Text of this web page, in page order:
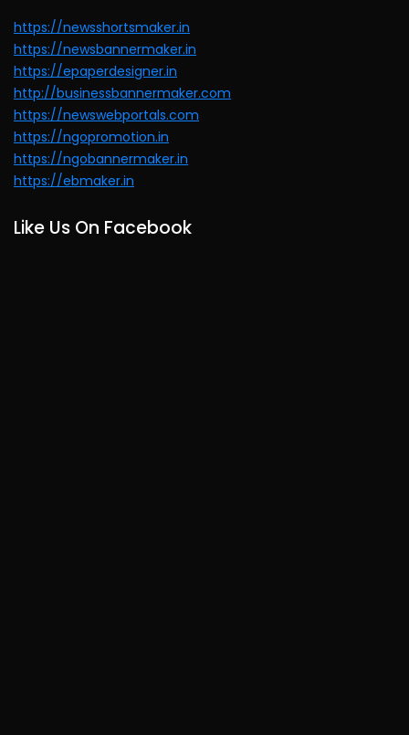
https://newsshortsmaker.in
https://newsbannermaker.in
https://epaperdesigner.in
http://businessbannermaker.com
https://newswebportals.com
https://ngopromotion.in
https://ngobannermaker.in
https://ebmaker.in
Like Us On Facebook